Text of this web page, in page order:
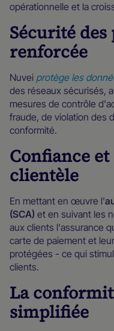
opérationnelle et la
Sécurité
renforcée
Nuvei protège les
des réseaux sécurisés,
mesures de contrôle
fraude, de violation des
conformité.
Confiance
clientèle
En mettant en œuvre l'
(SCA) et en suivant les
aux clients l'assurance
carte de paiement et
protégées - ce qui
clients.
La
simplifiée